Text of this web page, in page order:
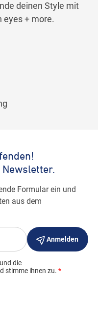
deinen Style mit
eyes + more.